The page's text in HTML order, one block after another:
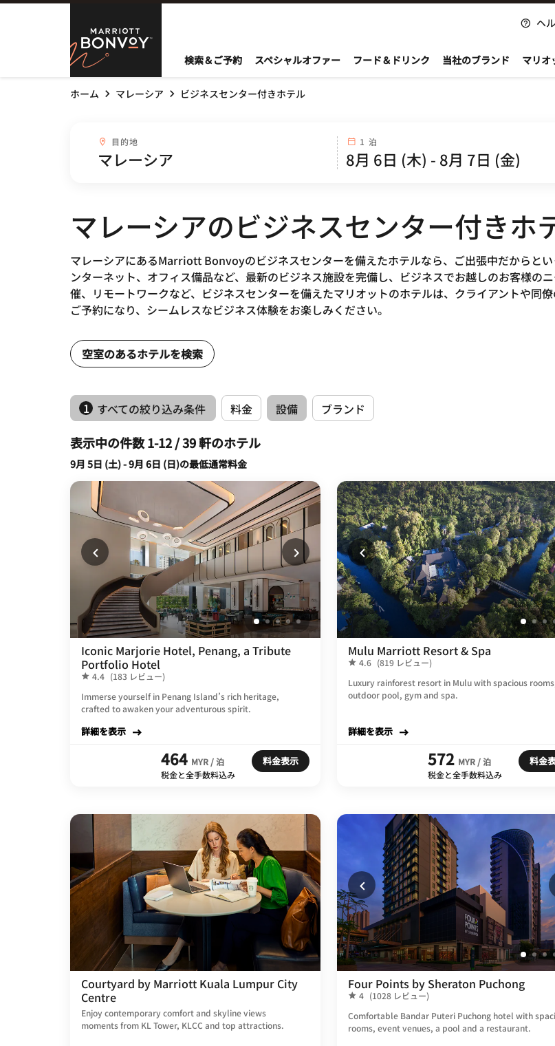
Skip to Content
Marriott Bonvoy
ヘ
検索＆ご予約 スペシャルオファー フード＆ドリンク 当社のブランド マリオ
ホーム マレーシア ビジネスセンター付きホテル
目的地combobox
目的地 1 泊
マレーシアのビジネスセンター付きホ
マレーシアにあるMarriott Bonvoyのビジネスセンターを備えたホテルなら、ご出張中だからと
ンターネット、オフィス備品など、最新のビジネス施設を完備し、ビジネスでお越しのお客様の
催、リモートワークなど、ビジネスセンターを備えたマリオットのホテルは、クライアントや同
ご予約になり、シームレスなビジネス体験をお楽しみください。
空室のあるホテルを検索
1 すべての絞り込み条件 料金 設備 ブランド
表示中の件数 1-12 / 39 軒のホテル
9月 5日 (土) - 9月 6日 (日)の最低通常料金
Iconic Marjorie Hotel, Penang, a Tribute
Portfolio Hotel
4.4 (183 レビュー)
Immerse yourself in Penang Island’s rich heritage,
crafted to awaken your adventurous spirit.
詳細を表示
464 MYR / 泊
税金と全手数料込み
料金表示
Mulu Marriott Resort & Spa
4.6 (819 レビュー)
Luxury rainforest resort in Mulu with spacious
outdoor pool, gym and spa.
詳細を表示
572 MYR / 泊
税金と全手数料込み
料金
Courtyard by Marriott Kuala Lumpur City
Centre
Enjoy contemporary comfort and skyline views
moments from KL Tower, KLCC and top attractions.
Four Points by Sheraton Puchong
4 (1028 レビュー)
Comfortable Bandar Puteri Puchong hotel with
rooms, event venues, a pool and a restaurant.